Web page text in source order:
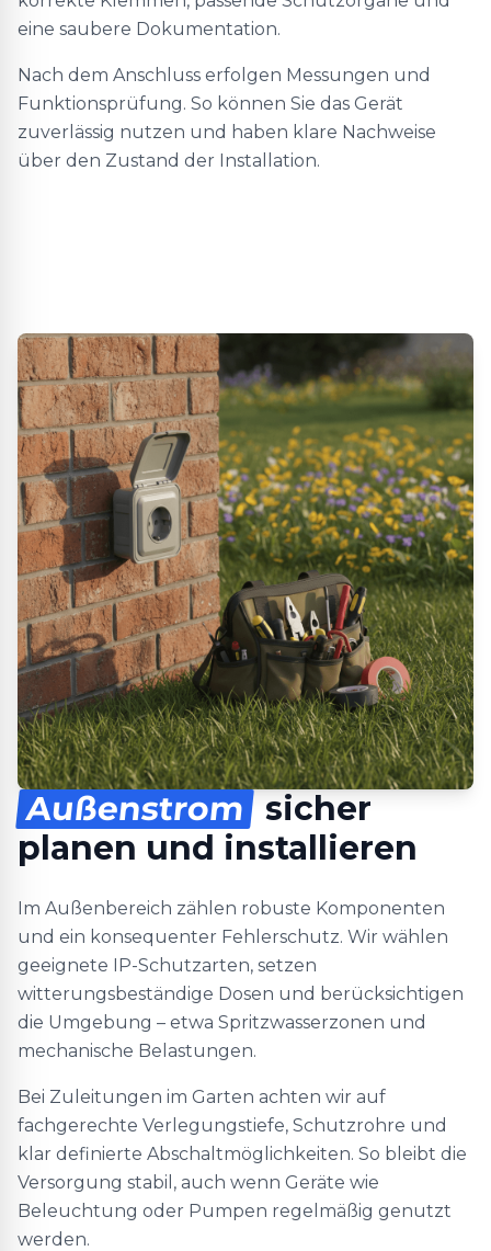
eine saubere Dokumentation.
Nach dem Anschluss erfolgen Messungen und
Funktionsprüfung. So können Sie das Gerät
zuverlässig nutzen und haben klare Nachweise
über den Zustand der Installation.
Außenstrom sicher
planen und installieren
Im Außenbereich zählen robuste Komponenten
und ein konsequenter Fehlerschutz. Wir wählen
geeignete IP-Schutzarten, setzen
witterungsbeständige Dosen und berücksichtigen
die Umgebung – etwa Spritzwasserzonen und
mechanische Belastungen.
Bei Zuleitungen im Garten achten wir auf
fachgerechte Verlegungstiefe, Schutzrohre und
klar definierte Abschaltmöglichkeiten. So bleibt die
Versorgung stabil, auch wenn Geräte wie
Beleuchtung oder Pumpen regelmäßig genutzt
werden.